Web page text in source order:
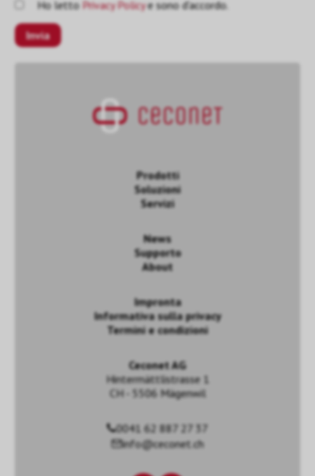
Ho lettoPrivacy Policye sono d'accordo.
Prodotti
Soluzioni
Servizi
News
Supporto
About
Impronta
Informativa sulla privacy
Termini e condizioni
Ceconet AG
Hintermättlistrasse 1
CH - 5506 Mägenwil
0041 62 887 27 37
info@ceconet.ch